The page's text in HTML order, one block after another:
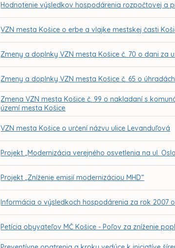
Hodnotenie výsledkov hospodárenia rozpočtovej a
VZN mesta Košice o erbe a vlajke mestskej časti
Zmeny a doplnky VZN mesta Košice č. 70 o dani za
Zmeny a doplnky VZN mesta Košice č. 65 o
Zmena VZN mesta Košice č. 99 o nakladaní s
území mesta Košice
VZN mesta Košice o určení názvu ulice Levanduľová
Projekt „Modernizácia verejného osvetlenia na ul.
Projekt „Zníženie emisií modernizáciou MHD“
Informácia o výsledkoch hospodárenia za rok 2007
Petícia obyvateľov MČ Košice - Poľov za zníženie